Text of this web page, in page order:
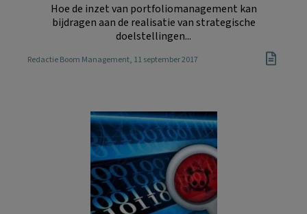
Hoe de inzet van portfoliomanagement kan
bijdragen aan de realisatie van strategische
doelstellingen...
Redactie Boom Management, 11 september 2017